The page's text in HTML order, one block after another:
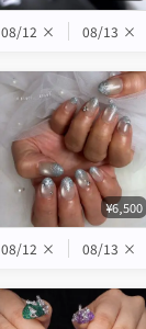
08/12 × 08/13 ×
¥6,500
08/12 × 08/13 ×